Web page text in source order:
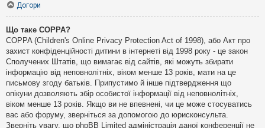
Догори
Що таке COPPA?
COPPA (Children's Online Privacy Protection Act of 1998), або Акт про
захист конфіденційності дитини в інтернеті від 1998 року - це закон
Сполучених Штатів, що вимагає від сайтів, які можуть збирати
інформацію від неповнолітніх, віком менше 13 років, мати на це
письмову згоду батьків. Припустимо й інше підтвердження що
опікуни дозволяють збір особистої інформації від неповнолітніх,
віком менше 13 років. Якщо ви не впевнені, чи це може стосуватись
вас або форуму, зверніться за допомогою до юрисконсульта.
Зверніть увагу, що phpBB Limited адміністрація даної конференції не